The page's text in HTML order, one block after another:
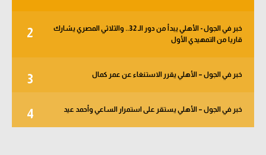
2
خبر في الجول - الأهلي يبدأ من دور الـ 32.. والثلاثي المصري يشارك
قاريا من التمهيدي الأول
3 خبر في الجول – الأهلي يقرر الاستنغاء عن عمر كمال
4 خبر في الجول – الأهلي يستقر على استمرار الساعي وأحمد عيد